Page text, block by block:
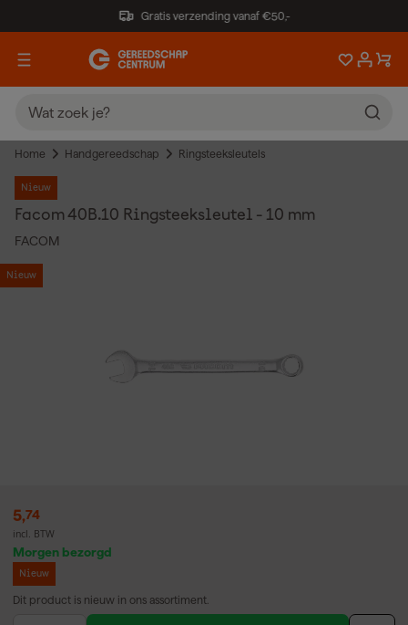
Gratis verzending vanaf €50,-
Home Handgereedschap Ringsteeksleutels
Nieuw
Facom 40B.10 Ringsteeksleutel - 10 mm
FACOM
Nieuw
5,74
incl. BTW
Morgen bezorgd
Nieuw
Dit product is nieuw in ons assortiment.